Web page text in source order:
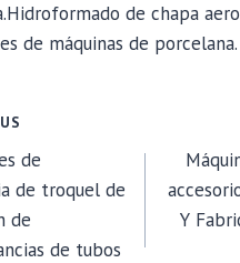
de chapa
de máquinas de porcelana.
de
de troquel de
de
de tubos
Y